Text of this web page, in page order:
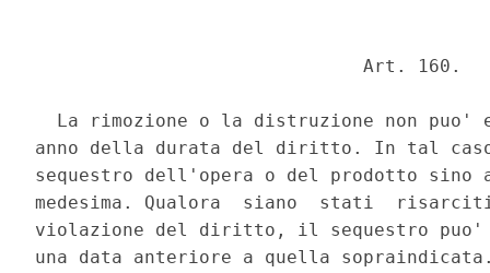
                              Art. 160.
La rimozione o la distruzione non puo'
anno della durata del diritto. In tal
sequestro dell'opera o del prodotto sino
medesima. Qualora  siano  stati
violazione del diritto, il sequestro puo'